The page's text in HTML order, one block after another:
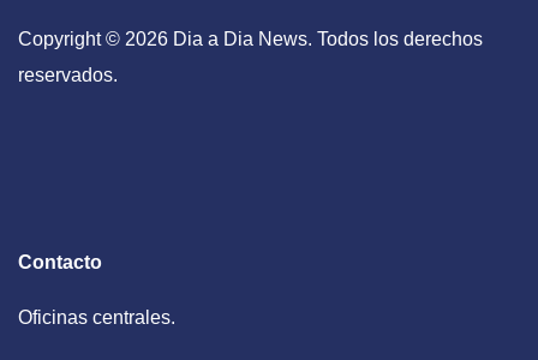
Copyright © 2026 Dia a Dia News. Todos los derechos
reservados.
Contacto
Oficinas centrales.